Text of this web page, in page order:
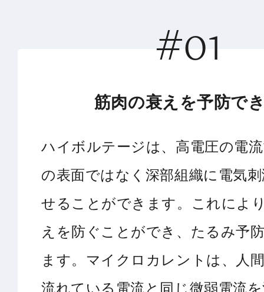
#01
筋肉の衰えを予防で
ハイボルテージは、高電圧の電
の表面ではなく深部組織に電気
せることができます。これによ
えを防ぐことができ、たるみ予
ます。マイクロカレントは、人
流れている電流と同じ微弱電流